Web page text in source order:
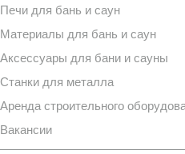
Печи для бань и саун
Материалы для бань и саун
Аксессуары для бани и сауны
Станки для металла
Аренда строительного
Вакансии